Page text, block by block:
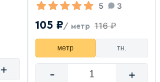
+
5 3
105 ₽/ метр 116 ₽
метр тн.
- +